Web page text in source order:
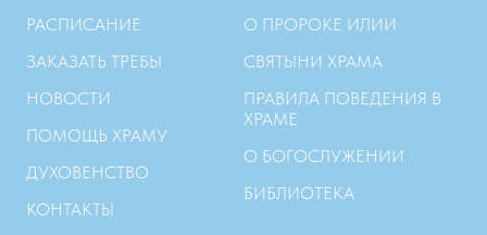
РАСПИСАНИЕ
ЗАКАЗАТЬ ТРЕБЫ
НОВОСТИ
ПОМОЩЬ ХРАМУ
ДУХОВЕНСТВО
КОНТАКТЫ
О ПРОРОКЕ ИЛИИ
СВЯТЫНИ ХРАМА
ПРАВИЛА ПОВЕДЕНИЯ В
ХРАМЕ
О БОГОСЛУЖЕНИИ
БИБЛИОТЕКА